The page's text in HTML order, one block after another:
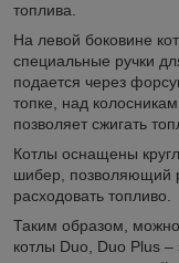
топлива.
На левой боковине
специальные ручки
подается через
топке, над
позволяет сжигать
Котлы оснащены
шибер, позволяющий
расходовать топливо.
Таким образом,
котлы Duo, Duo Plus